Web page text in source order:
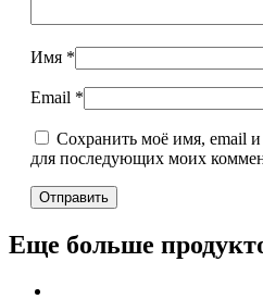
Имя *
Email *
Сохранить моё имя, email и
для последующих моих
Еще больше